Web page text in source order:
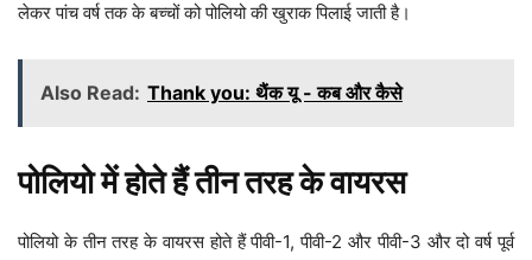
लेकर पांच वर्ष तक के बच्चों को पोलियो की खुराक पिलाई जाती है।
Also Read: Thank you: थैंक यू - कब और कैसे
पोलियो में होते हैं तीन तरह के वायरस
पोलियो के तीन तरह के वायरस होते हैं पीवी-1, पीवी-2 और पीवी-3 और दो वर्ष पूर्व